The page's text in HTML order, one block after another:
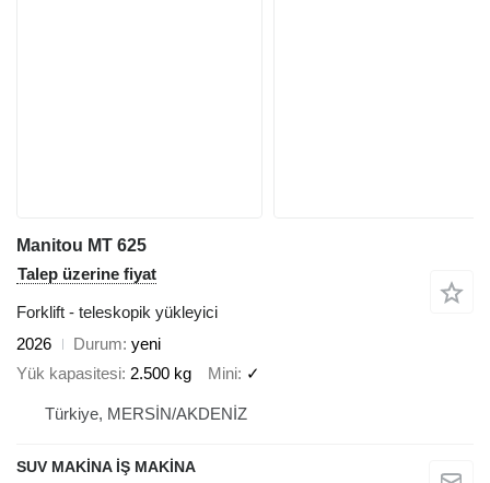
Manitou MT 625
Talep üzerine fiyat
Forklift - teleskopik yükleyici
2026
Durum yeni
Yük kapasitesi 2.500 kg Mini ✓
Türkiye, MERSİN/AKDENİZ
SUV MAKİNA İŞ MAKİNA